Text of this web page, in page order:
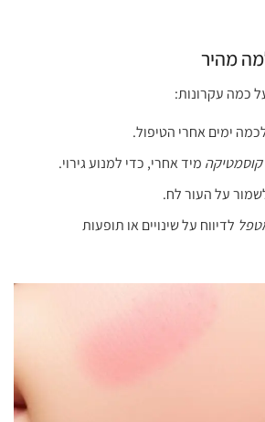
מהיר
כמה עקרונות:
ימים אחרי הטיפול.
מיד אחרי, כדי למנוע גירוי.
על העור לח.
לדיווח על שינויים או תופעות